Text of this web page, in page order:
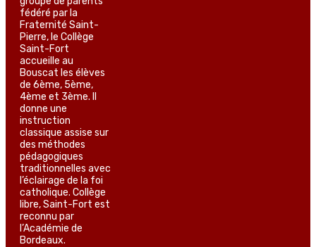
fédéré par la
Fraternité Saint-
Pierre, le Collège
Saint-Fort
accueille au
Bouscat les élèves
de 6ème, 5ème,
4ème et 3ème. Il
donne une
instruction
classique assise sur
des méthodes
pédagogiques
traditionnelles avec
l’éclairage de la foi
catholique. Collège
libre, Saint-Fort est
reconnu par
l’Académie de
Bordeaux.